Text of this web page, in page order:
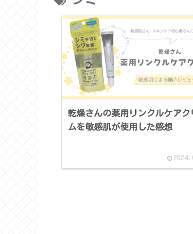
乾燥さんの薬用リンクルケアク
ムを敏感肌が使用した感想